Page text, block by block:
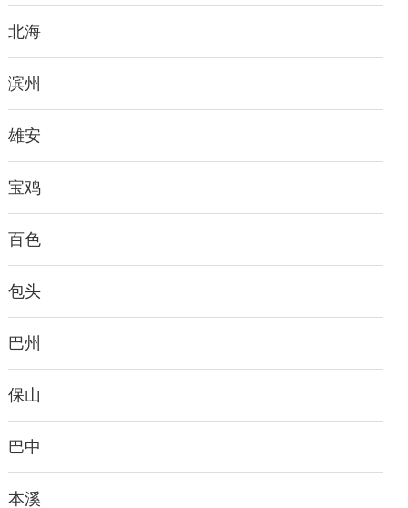
北海
滨州
雄安
宝鸡
百色
包头
巴州
保山
巴中
本溪